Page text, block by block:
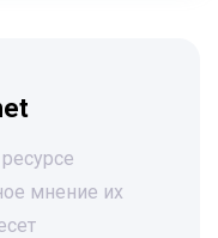
мнение их